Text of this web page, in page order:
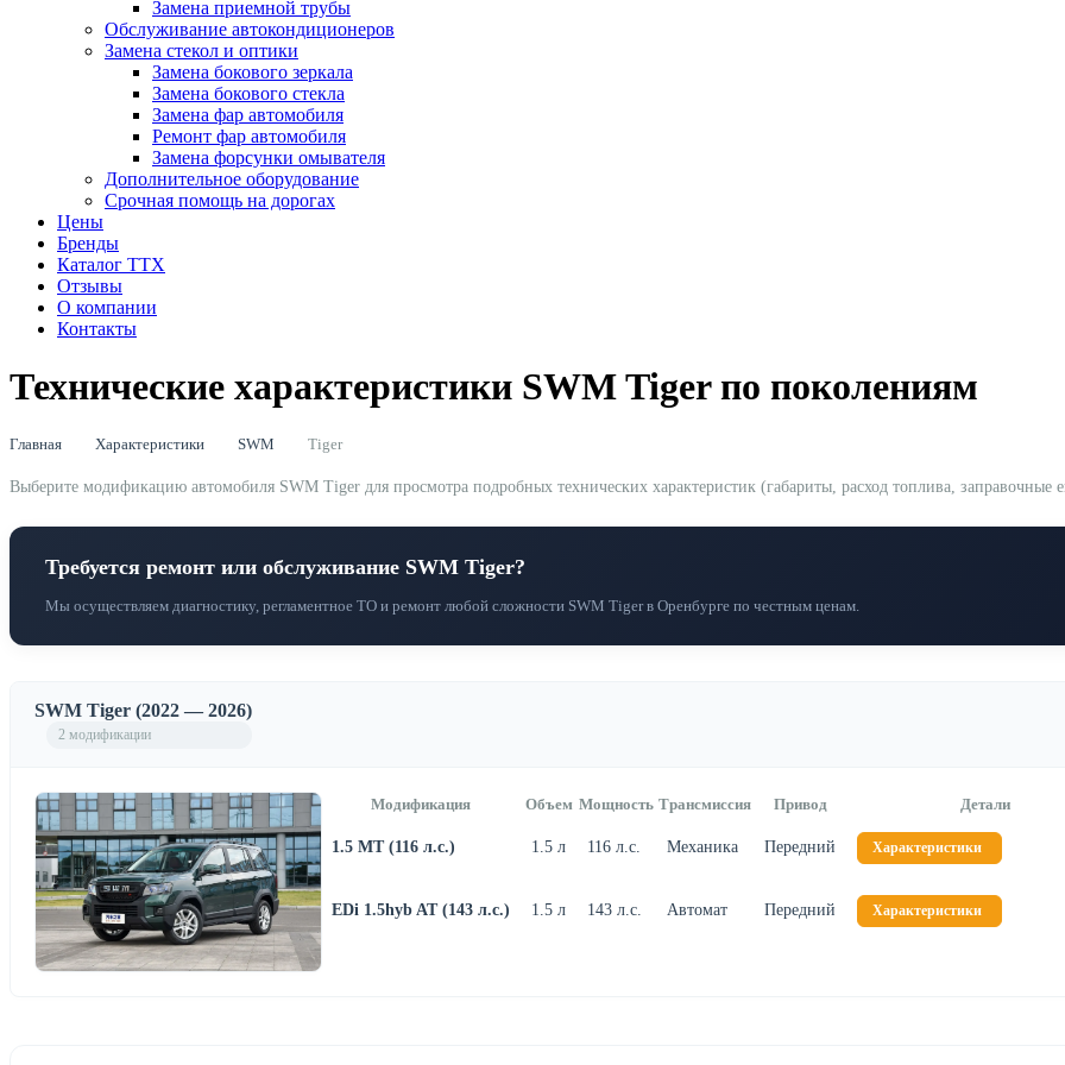
Замена приемной трубы
Обслуживание автокондиционеров
Замена стекол и оптики
Замена бокового зеркала
Замена бокового стекла
Замена фар автомобиля
Ремонт фар автомобиля
Замена форсунки омывателя
Дополнительное оборудование
Срочная помощь на дорогах
Цены
Бренды
Каталог ТТХ
Отзывы
О компании
Контакты
Технические характеристики SWM Tiger по поколениям
Главная Характеристики SWM Tiger
Выберите модификацию автомобиля SWM Tiger для просмотра подробных технических характеристик (габариты, расход топлива, заправочные
Требуется ремонт или обслуживание SWM Tiger?
Мы осуществляем диагностику, регламентное ТО и ремонт любой сложности SWM Tiger в Оренбурге по честным ценам.
SWM Tiger (2022 — 2026)
2 модификации
Модификация Объем Мощность Трансмиссия Привод Детали
1.5 MT (116 л.с.) 1.5 л 116 л.с. Механика Передний Характеристики
EDi 1.5hyb AT (143 л.с.) 1.5 л 143 л.с. Автомат Передний Характеристики